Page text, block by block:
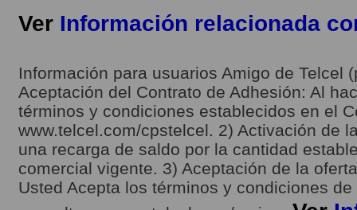
Ver Información relacionada
Información para usuarios Amigo de Telcel
Aceptación del Contrato de Adhesión: Al
términos y condiciones establecidos en el
www.telcel.com/cpstelcel. 2) Activación de
una recarga de saldo por la cantidad
comercial vigente. 3) Aceptación de la
Usted Acepta los términos y condiciones